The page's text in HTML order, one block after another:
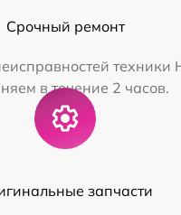
Срочный ремонт
техники
в течение 2 часов.
запчасти